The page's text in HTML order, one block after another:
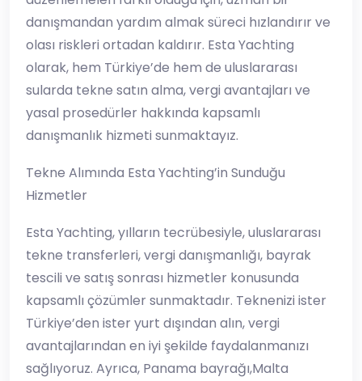
danışmandan yardım almak süreci hızlandırır ve
olası riskleri ortadan kaldırır. Esta Yachting
olarak, hem Türkiye’de hem de uluslararası
sularda tekne satın alma, vergi avantajları ve
yasal prosedürler hakkında kapsamlı
danışmanlık hizmeti sunmaktayız.
Tekne Alımında Esta Yachting’in Sunduğu
Hizmetler
Esta Yachting, yılların tecrübesiyle, uluslararası
tekne transferleri, vergi danışmanlığı, bayrak
tescili ve satış sonrası hizmetler konusunda
kapsamlı çözümler sunmaktadır. Teknenizi ister
Türkiye’den ister yurt dışından alın, vergi
avantajlarından en iyi şekilde faydalanmanızı
sağlıyoruz. Ayrıca, Panama bayrağı,Malta